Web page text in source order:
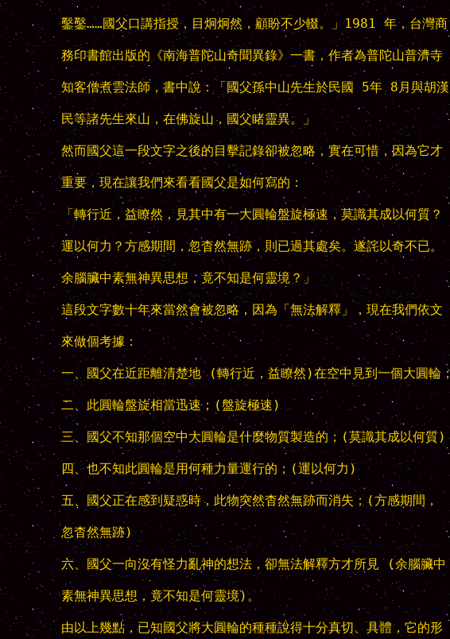
鑿鑿……國父口講指授，目炯炯然，顧盼不少輟。」1981 年，台灣商
務印書館出版的《南海普陀山奇聞異錄》一書，作者為普陀山普濟寺
知客僧煮雲法師，書中說：「國父孫中山先生於民國 5年 8月與胡漢
民等諸先生來山，在佛旋山，國父睹靈異。」
然而國父這一段文字之後的目擊記錄卻被忽略，實在可惜，因為它才
重要，現在讓我們來看看國父是如何寫的：
「轉行近，益瞭然，見其中有一大圓輪盤旋極速，莫識其成以何質？
運以何力？方感期間，忽杳然無跡，則已過其處矣。遂詫以奇不已。
余腦臟中素無神異思想，竟不知是何靈境？」
這段文字數十年來當然會被忽略，因為「無法解釋」，現在我們依文
來做個考據：
一、國父在近距離清楚地 (轉行近，益瞭然)在空中見到一個大圓輪；
二、此圓輪盤旋相當迅速；(盤旋極速)
三、國父不知那個空中大圓輪是什麼物質製造的；(莫識其成以何質)
四、也不知此圓輪是用何種力量運行的；(運以何力)
五、國父正在感到疑惑時，此物突然杳然無跡而消失；(方感期間，
忽杳然無跡)
六、國父一向沒有怪力亂神的想法，卻無法解釋方才所見 (余腦臟中
素無神異思想，竟不知是何靈境)。
由以上幾點，已知國父將大圓輪的種種說得十分真切、具體，它的形